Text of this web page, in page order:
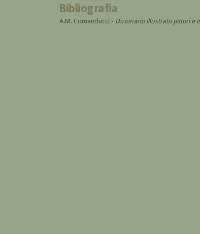
Bibliografia
A.M. Comanducci - Dizionario illustrato pittori e